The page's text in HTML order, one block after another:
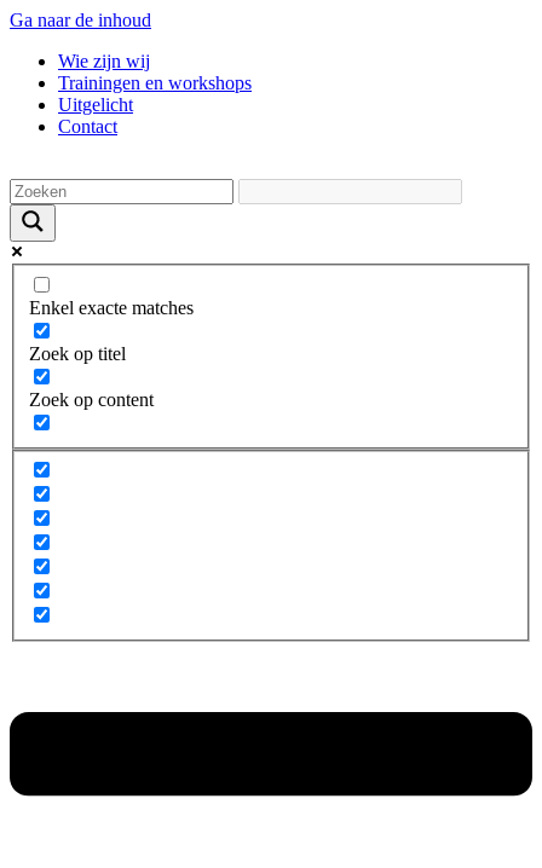
Ga naar de inhoud
Wie zijn wij
Trainingen en workshops
Uitgelicht
Contact
Enkel exacte matches
Zoek op titel
Zoek op content